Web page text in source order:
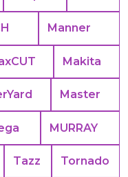
Manner
Makita
Master
MURRAY
Tazz Tornado